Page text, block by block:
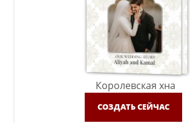
Королевская хна
СОЗДАТЬ СЕЙЧАС